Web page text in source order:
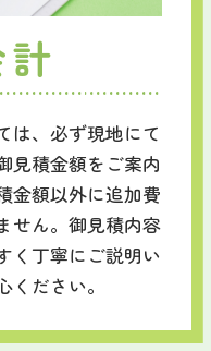
は、必ず現地にて
見積金額をご案内
金額以外に追加費
せん。御見積内容
く丁寧にご説明い
ださい。